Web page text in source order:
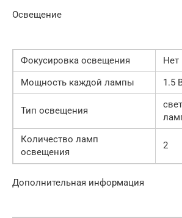
Освещение
Фокусировка освещения
Нет
Мощность каждой лампы
1.5
Тип освещения
Количество ламп
освещения
2
Дополнительная информация